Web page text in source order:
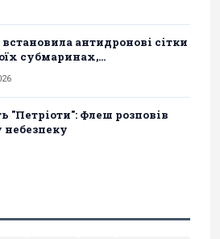
встановила антидронові сітки
субмаринах,...
"Петріоти": Флеш розповів